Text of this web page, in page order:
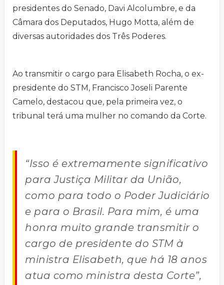
presidentes do Senado, Davi Alcolumbre, e da
Câmara dos Deputados, Hugo Motta, além de
diversas autoridades dos Três Poderes.
Ao transmitir o cargo para Elisabeth Rocha, o ex-
presidente do STM, Francisco Joseli Parente
Camelo, destacou que, pela primeira vez, o
tribunal terá uma mulher no comando da Corte.
“Isso é extremamente significativo
para Justiça Militar da União,
como para todo o Poder Judiciário
e para o Brasil. Para mim, é uma
honra muito grande transmitir o
cargo de presidente do STM à
ministra Elisabeth, que há 18 anos
atua como ministra desta Corte”,